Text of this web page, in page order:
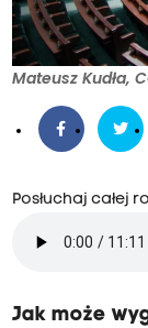
Mateusz Kudła,
Posłuchaj całej
Jak może